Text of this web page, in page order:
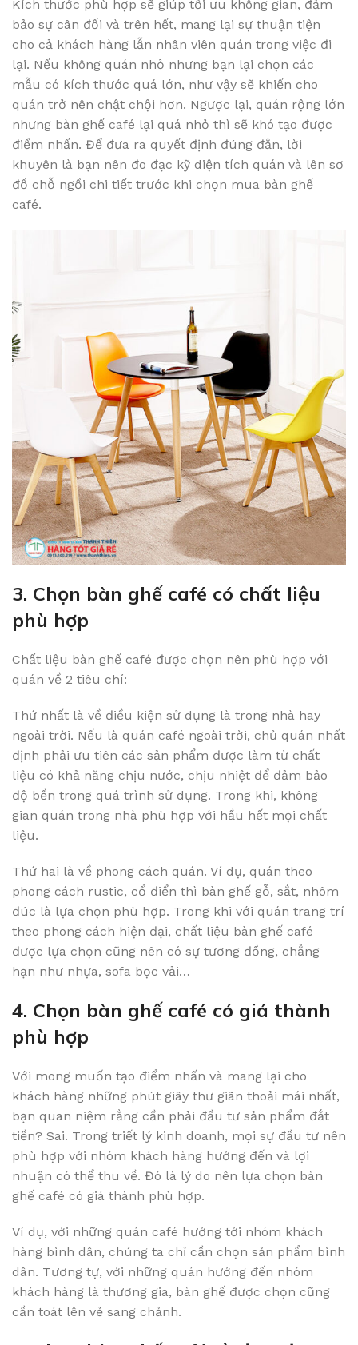
Kích thước phù hợp sẽ giúp tối ưu không gian, đảm
bảo sự cân đối và trên hết, mang lại sự thuận tiện
cho cả khách hàng lẫn nhân viên quán trong việc đi
lại. Nếu không quán nhỏ nhưng bạn lại chọn các
mẫu có kích thước quá lớn, như vậy sẽ khiến cho
quán trở nên chật chội hơn. Ngược lại, quán rộng lớn
nhưng bàn ghế café lại quá nhỏ thì sẽ khó tạo được
điểm nhấn. Để đưa ra quyết định đúng đắn, lời
khuyên là bạn nên đo đạc kỹ diện tích quán và lên sơ
đồ chỗ ngồi chi tiết trước khi chọn mua bàn ghế
café.
3. Chọn bàn ghế café có chất liệu
phù hợp
Chất liệu bàn ghế café được chọn nên phù hợp với
quán về 2 tiêu chí:
Thứ nhất là về điều kiện sử dụng là trong nhà hay
ngoài trời. Nếu là quán café ngoài trời, chủ quán nhất
định phải ưu tiên các sản phẩm được làm từ chất
liệu có khả năng chịu nước, chịu nhiệt để đảm bảo
độ bền trong quá trình sử dụng. Trong khi, không
gian quán trong nhà phù hợp với hầu hết mọi chất
liệu.
Thứ hai là về phong cách quán. Ví dụ, quán theo
phong cách rustic, cổ điển thì bàn ghế gỗ, sắt, nhôm
đúc là lựa chọn phù hợp. Trong khi với quán trang trí
theo phong cách hiện đại, chất liệu bàn ghế café
được lựa chọn cũng nên có sự tương đồng, chẳng
hạn như nhựa, sofa bọc vải…
4. Chọn bàn ghế café có giá thành
phù hợp
Với mong muốn tạo điểm nhấn và mang lại cho
khách hàng những phút giây thư giãn thoải mái nhất,
bạn quan niệm rằng cần phải đầu tư sản phẩm đắt
tiền? Sai. Trong triết lý kinh doanh, mọi sự đầu tư nên
phù hợp với nhóm khách hàng hướng đến và lợi
nhuận có thể thu về. Đó là lý do nên lựa chọn bàn
ghế café có giá thành phù hợp.
Ví dụ, với những quán café hướng tới nhóm khách
hàng bình dân, chúng ta chỉ cần chọn sản phẩm bình
dân. Tương tự, với những quán hướng đến nhóm
khách hàng là thương gia, bàn ghế được chọn cũng
cần toát lên vẻ sang chảnh.